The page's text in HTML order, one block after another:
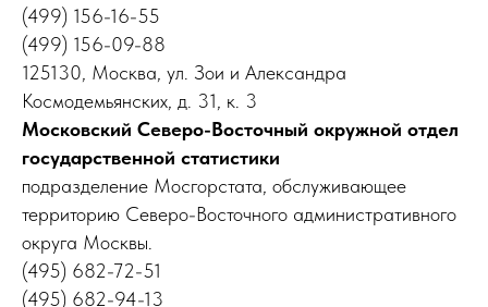
(499) 156-16-55
(499) 156-09-88
125130, Москва, ул. Зои и Александра
Космодемьянских, д. 31, к. 3
Московский Северо-Восточный окружной отдел
государственной статистики
подразделение Мосгорстата, обслуживающее
территорию Северо-Восточного административного
округа Москвы.
(495) 682-72-51
(495) 682-94-13